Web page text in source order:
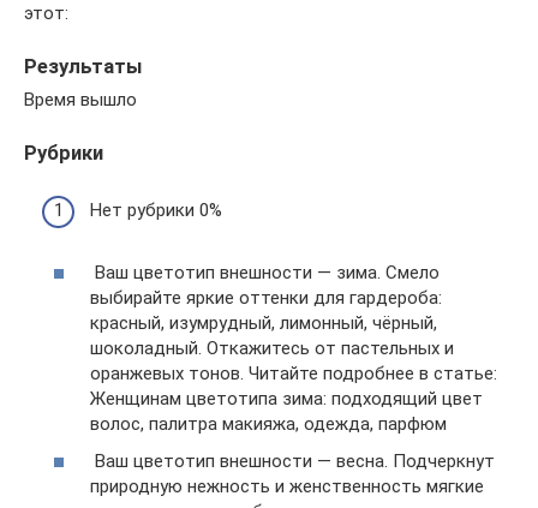
этот:
Результаты
Время вышло
Рубрики
Нет рубрики 0%
Ваш цветотип внешности — зима. Смело
выбирайте яркие оттенки для гардероба:
красный, изумрудный, лимонный, чёрный,
шоколадный. Откажитесь от пастельных и
оранжевых тонов. Читайте подробнее в статье:
Женщинам цветотипа зима: подходящий цвет
волос, палитра макияжа, одежда, парфюм
Ваш цветотип внешности — весна. Подчеркнут
природную нежность и женственность мягкие